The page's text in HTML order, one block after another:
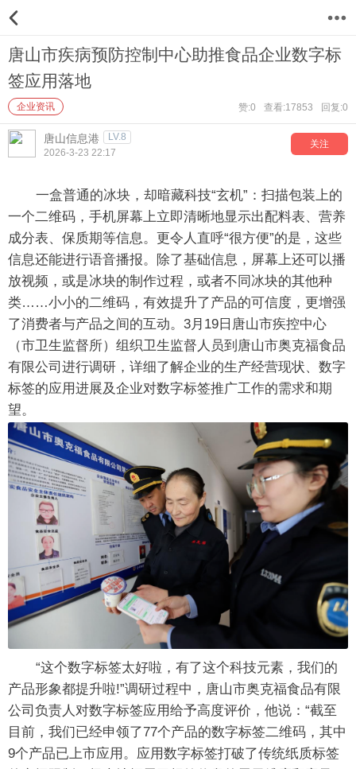
唐山市疾病预防控制中心助推食品企业数字标
签应用落地
企业资讯 赞:0 查看:17853 回复:0
唐山信息港 LV.8
关注
2026-3-23 22:17
一盒普通的冰块，却暗藏科技“玄机”：扫描包装上的
一个二维码，手机屏幕上立即清晰地显示出配料表、营养
成分表、保质期等信息。更令人直呼“很方便”的是，这些
信息还能进行语音播报。除了基础信息，屏幕上还可以播
放视频，或是冰块的制作过程，或者不同冰块的其他种
类……小小的二维码，有效提升了产品的可信度，更增强
了消费者与产品之间的互动。3月19日唐山市疾控中心
（市卫生监督所）组织卫生监督人员到唐山市奥克福食品
有限公司进行调研，详细了解企业的生产经营现状、数字
标签的应用进展及企业对数字标签推广工作的需求和期
望。
“这个数字标签太好啦，有了这个科技元素，我们的
产品形象都提升啦!”调研过程中，唐山市奥克福食品有限
公司负责人对数字标签应用给予高度评价，他说：“截至
目前，我们已经申领了77个产品的数字标签二维码，其中
9个产品已上市应用。应用数字标签打破了传统纸质标签